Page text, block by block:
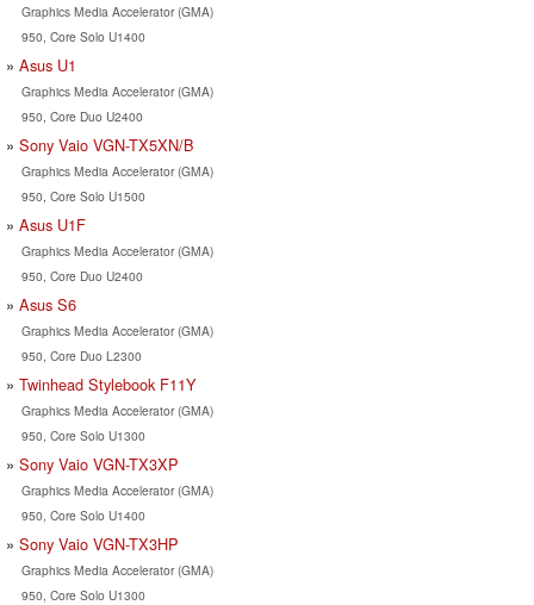
Graphics Media Accelerator (GMA)
950, Core Solo U1400
Asus U1
Graphics Media Accelerator (GMA)
950, Core Duo U2400
Sony Vaio VGN-TX5XN/B
Graphics Media Accelerator (GMA)
950, Core Solo U1500
Asus U1F
Graphics Media Accelerator (GMA)
950, Core Duo U2400
Asus S6
Graphics Media Accelerator (GMA)
950, Core Duo L2300
Twinhead Stylebook F11Y
Graphics Media Accelerator (GMA)
950, Core Solo U1300
Sony Vaio VGN-TX3XP
Graphics Media Accelerator (GMA)
950, Core Solo U1400
Sony Vaio VGN-TX3HP
Graphics Media Accelerator (GMA)
950, Core Solo U1300